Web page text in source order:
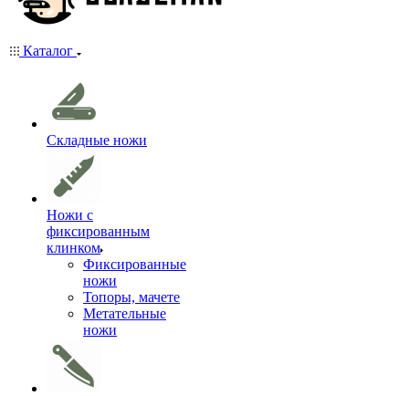
Каталог
Складные ножи
Ножи с
фиксированным
клинком
Фиксированные
ножи
Топоры, мачете
Метательные
ножи